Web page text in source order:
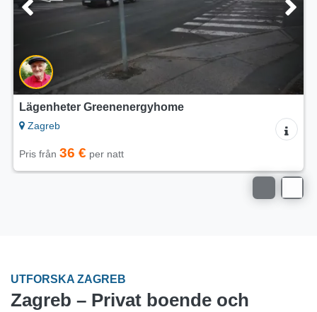
Lägenheter Greenenergyhome
Zagreb
Pris från 36 € per natt
UTFORSKA ZAGREB
Zagreb – Privat boende och